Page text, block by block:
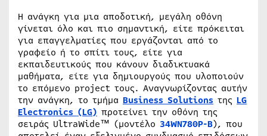
Η ανάγκη για μια αποδοτική, μεγάλη οθόνη
γίνεται όλο και πιο σημαντική, είτε πρόκειται
για επαγγελματίες που εργάζονται από το
γραφείο ή το σπίτι τους, είτε για
εκπαιδευτικούς που κάνουν διαδικτυακά
μαθήματα, είτε για δημιουργούς που υλοποιούν
το επόμενο project τους. Αναγνωρίζοντας αυτήν
την ανάγκη, το τμήμα Business Solutions της LG
Electronics (LG) προτείνει την οθόνη της
σειράς UltraWide™ (μοντέλο 34WN780P-B), που